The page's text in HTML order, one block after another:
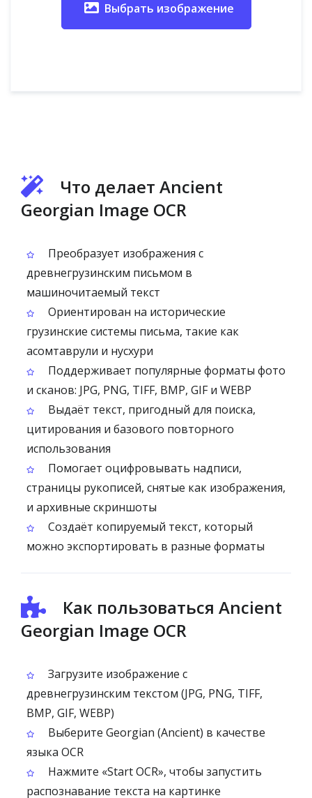
Выбрать изображение
Что делает Ancient
Georgian Image OCR
Преобразует изображения с
древнегрузинским письмом в
машиночитаемый текст
Ориентирован на исторические
грузинские системы письма, такие как
асомтаврули и нусхури
Поддерживает популярные форматы фото
и сканов: JPG, PNG, TIFF, BMP, GIF и WEBP
Выдаёт текст, пригодный для поиска,
цитирования и базового повторного
использования
Помогает оцифровывать надписи,
страницы рукописей, снятые как изображения,
и архивные скриншоты
Создаёт копируемый текст, который
можно экспортировать в разные форматы
Как пользоваться Ancient
Georgian Image OCR
Загрузите изображение с
древнегрузинским текстом (JPG, PNG, TIFF,
BMP, GIF, WEBP)
Выберите Georgian (Ancient) в качестве
языка OCR
Нажмите «Start OCR», чтобы запустить
распознавание текста на картинке